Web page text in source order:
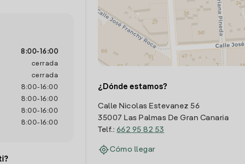
8:00- 16:00
cerrada
cerrada
8:00- 16:00
8:00- 16:00
8:00- 16:00
8:00- 16:00
¿Dónde estamos?
Calle Nicolas Estevanez 56
35007 Las Palmas De Gran Canaria
Telf.: 662 95 82 53
Cómo llegar